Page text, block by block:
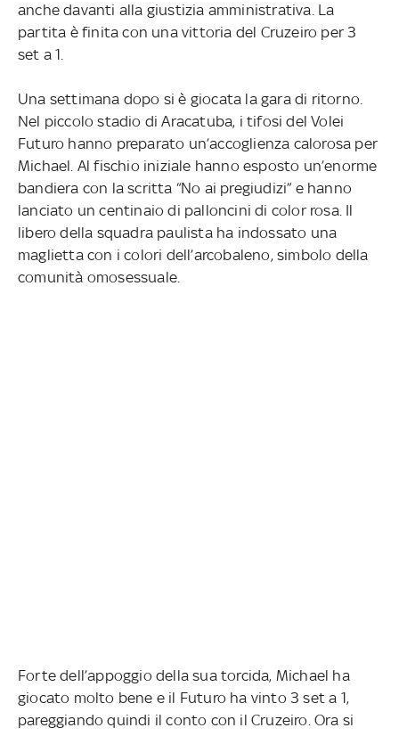
anche davanti alla giustizia amministrativa. La
partita è finita con una vittoria del Cruzeiro per 3
set a 1.
Una settimana dopo si è giocata la gara di ritorno.
Nel piccolo stadio di Aracatuba, i tifosi del Volei
Futuro hanno preparato un’accoglienza calorosa per
Michael. Al fischio iniziale hanno esposto un’enorme
bandiera con la scritta “No ai pregiudizi” e hanno
lanciato un centinaio di palloncini di color rosa. Il
libero della squadra paulista ha indossato una
maglietta con i colori dell’arcobaleno, simbolo della
comunità omosessuale.
Forte dell’appoggio della sua torcida, Michael ha
giocato molto bene e il Futuro ha vinto 3 set a 1,
pareggiando quindi il conto con il Cruzeiro. Ora si